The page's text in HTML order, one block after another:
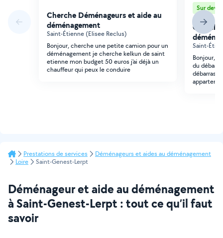
Cherche Déménageurs et aide au
déménagement
Saint-Étienne (Elisee Reclus)
Bonjour, cherche une petite camion pour un
déménagement je cherche kelkun de saint
etienne mon budget 50 euros j'ai déjà un
chauffeur qui peux le conduire
Sur devis
Saint-
Bonjour,
du
Prestations de services
Déménageurs et aides au déménagement
Loire
Saint-Genest-Lerpt
Déménageur et aide au déménagement
à Saint-Genest-Lerpt : tout ce qu’il faut
savoir